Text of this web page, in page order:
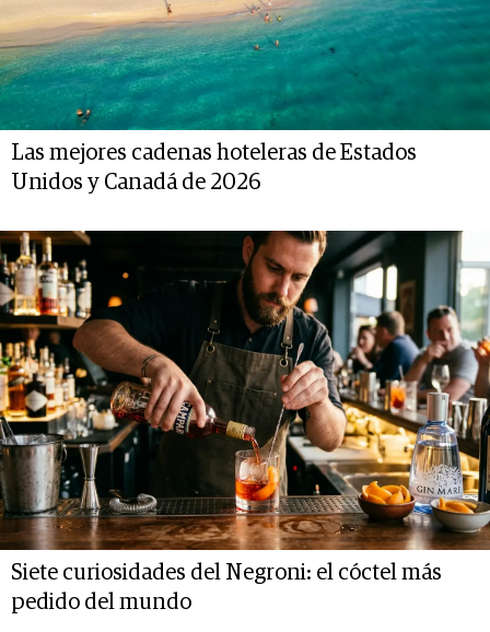
Las mejores cadenas hoteleras de Estados
Unidos y Canadá de 2026
Siete curiosidades del Negroni: el cóctel más
pedido del mundo